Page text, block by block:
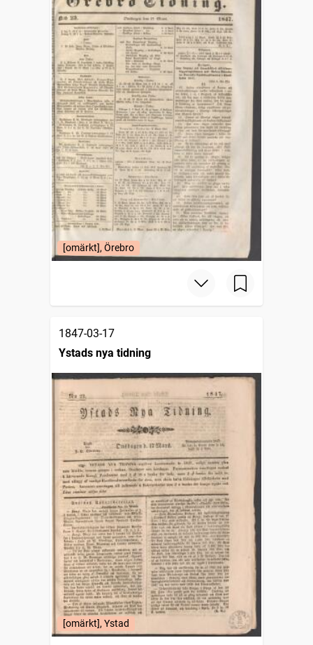
[omärkt], Örebro
1847-03-17
Ystads nya tidning
[omärkt], Ystad